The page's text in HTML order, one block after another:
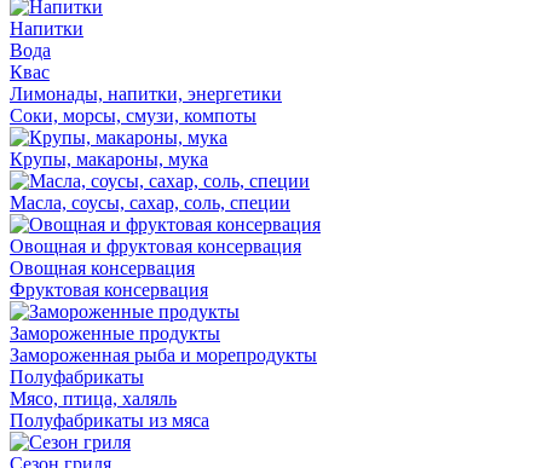
Напитки
Вода
Квас
Лимонады, напитки, энергетики
Соки, морсы, смузи, компоты
Крупы, макароны, мука
Масла, соусы, сахар, соль, специи
Овощная и фруктовая консервация
Овощная консервация
Фруктовая консервация
Замороженные продукты
Замороженная рыба и морепродукты
Полуфабрикаты
Мясо, птица, халяль
Полуфабрикаты из мяса
Сезон гриля